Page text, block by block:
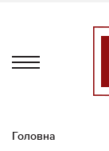
Головна